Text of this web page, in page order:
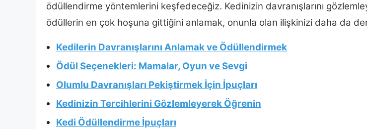
ödüllendirme yöntemlerini keşfedeceğiz. Kedinizin davranışlarını
ödüllerin en çok hoşuna gittiğini anlamak, onunla olan ilişkinizi daha da
Kedilerin Davranışlarını Anlamak ve Ödüllendirmek
Ödül Seçenekleri: Mamalar, Oyun ve Sevgi
Olumlu Davranışları Pekiştirmek İçin İpuçları
Kedinizin Tercihlerini Gözlemleyerek Öğrenin
Kedi Ödüllendirme İpuçları